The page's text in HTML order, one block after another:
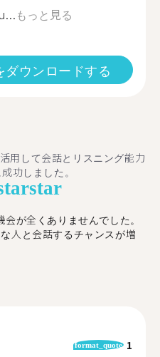
もっと見る
ダウンロードする
用して会話とリスニング能力
功しました。
star
が全くありませんでした。
人と会話するチャンスが増
format_quote 1